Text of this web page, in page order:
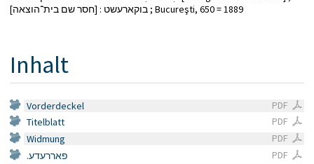
בוקארעשט : [חסר שם בית־הוצאה] ; Bucureşti, 650 = 1889
Inhalt
PDF
Vorderdeckel
PDF
Titelblatt
PDF
Widmung
PDF
.פאררעדע